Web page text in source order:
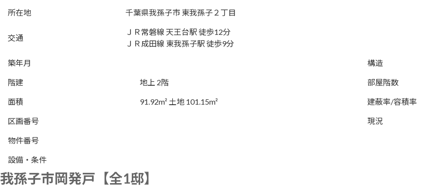
所在地 千葉県我孫子市 東我孫子２丁目
交通
ＪＲ常磐線 天王台駅 徒歩12分
ＪＲ成田線 東我孫子駅 徒歩9分
築年月 構造
階建 地上 2階 部屋階数
面積 91.92m² 土地 101.15m² 建蔽率/容積率
区画番号 現況
物件番号
設備・条件
我孫子市岡発戸【全1邸】